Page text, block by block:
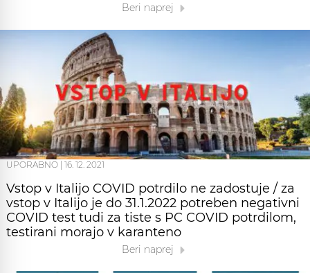
Beri naprej
UPORABNO | 16. 12. 2021
Vstop v Italijo COVID potrdilo ne zadostuje / za
vstop v Italijo je do 31.1.2022 potreben negativni
COVID test tudi za tiste s PC COVID potrdilom,
testirani morajo v karanteno
Beri naprej